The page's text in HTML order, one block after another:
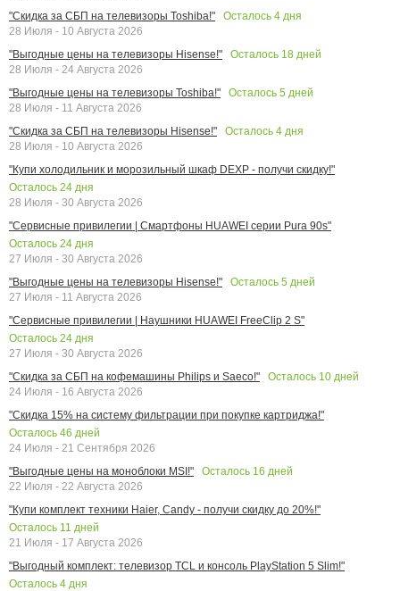
"Скидка за СБП на телевизоры Toshiba!"
Осталось 4 дня
28 Июля - 10 Августа 2026
"Выгодные цены на телевизоры Hisense!"
Осталось 18 дней
28 Июля - 24 Августа 2026
"Выгодные цены на телевизоры Toshiba!"
Осталось 5 дней
28 Июля - 11 Августа 2026
"Скидка за СБП на телевизоры Hisense!"
Осталось 4 дня
28 Июля - 10 Августа 2026
"Купи холодильник и морозильный шкаф DEXP - получи скидку!"
Осталось 24 дня
28 Июля - 30 Августа 2026
"Сервисные привилегии | Смартфоны HUAWEI серии Pura 90s"
Осталось 24 дня
27 Июля - 30 Августа 2026
"Выгодные цены на телевизоры Hisense!"
Осталось 5 дней
27 Июля - 11 Августа 2026
"Сервисные привилегии | Наушники HUAWEI FreeClip 2 S"
Осталось 24 дня
27 Июля - 30 Августа 2026
"Скидка за СБП на кофемашины Philips и Saeco!"
Осталось 10 дней
24 Июля - 16 Августа 2026
"Скидка 15% на систему фильтрации при покупке картриджа!"
Осталось 46 дней
24 Июля - 21 Сентября 2026
"Выгодные цены на моноблоки MSI!"
Осталось 16 дней
22 Июля - 22 Августа 2026
"Купи комплект техники Haier, Candy - получи скидку до 20%!"
Осталось 11 дней
21 Июля - 17 Августа 2026
"Выгодный комплект: телевизор TCL и консоль PlayStation 5 Slim!"
Осталось 4 дня